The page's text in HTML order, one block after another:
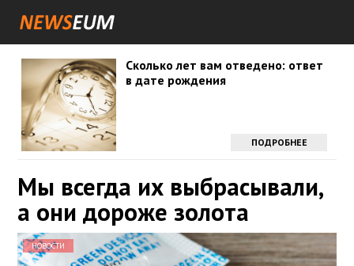
Сколько лет вам отведено: ответ
в дате рождения
ПОДРОБНЕЕ
Мы всегда их выбрасывали,
а они дороже золота
НОВОСТИ